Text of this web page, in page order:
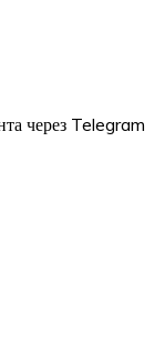
через Telegram